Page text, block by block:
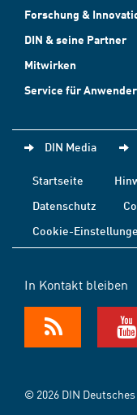
Forschung &
DIN & seine Partner
Mitwirken
Service für
DIN Media
Startseite
Datenschutz
Cookie-
In Kontakt bleiben
© 2026 DIN